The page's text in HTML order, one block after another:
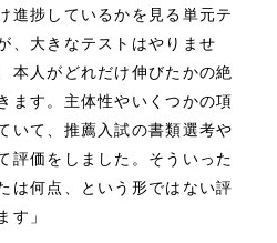
進捗しているかを見る単元テ
、大きなテストはやりませ
本人がどれだけ伸びたかの絶
ます。主体性やいくつかの項
いて、推薦入試の書類選考や
評価をしました。そういった
は何点、という形ではない評
す」